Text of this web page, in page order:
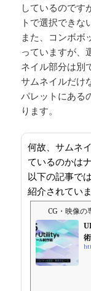
しているのです
トで選択できな
また、コンボボ
っていますが、
ネイル部分は別
サムネイルだ
パレットにある
ります。
何故、サムネ
ているのかは
以下の記事で
紹介されていま
CG・映像